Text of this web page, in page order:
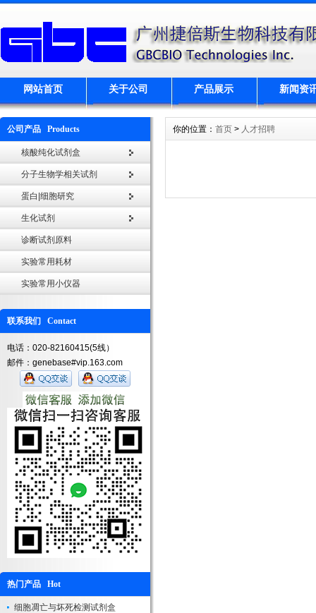
网站首页 关于公司 产品展示 新闻资
公司产品 Products
核酸纯化试剂盒
分子生物学相关试剂
蛋白|细胞研究
生化试剂
诊断试剂原料
实验常用耗材
实验常用小仪器
联系我们 Contact
电话：020-82160415(5线）
邮件：genebase#vip.163.com
热门产品 Hot
细胞凋亡与坏死检测试剂盒
你的位置： 首页 > 人才招聘